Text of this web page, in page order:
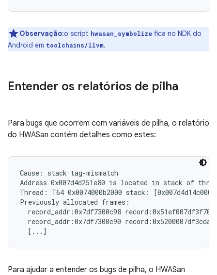
Observação:o script hwasan_symbolize fica no NDK do
Android em toolchains/llvm.
Entender os relatórios de pilha
Para bugs que ocorrem com variáveis de pilha, o relatório
do HWASan contém detalhes como estes:
Cause: stack tag-mismatch
Address 0x007d4d251e80 is located in stack of
Thread: T64 0x0074000b2000 stack:
Previously allocated frames:
record_addr:0x7df7300c98
record_addr:0x7df7300c90
Para ajudar a entender os bugs de pilha, o HWASan